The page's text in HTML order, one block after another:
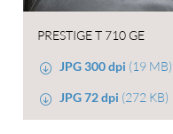
PRESTIGE T 710 GE
JPG 300 dpi (19 MB)
JPG 72 dpi (272 KB)